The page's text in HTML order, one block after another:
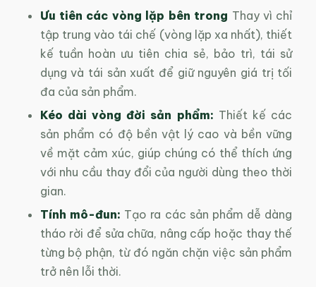
Ưu tiên các vòng lặp bên trong Thay vì chỉ
tập trung vào tái chế (vòng lặp xa nhất), thiết
kế tuần hoàn ưu tiên chia sẻ, bảo trì, tái sử
dụng và tái sản xuất để giữ nguyên giá trị tối
đa của sản phẩm.
Kéo dài vòng đời sản phẩm: Thiết kế các
sản phẩm có độ bền vật lý cao và bền vững
về mặt cảm xúc, giúp chúng có thể thích ứng
với nhu cầu thay đổi của người dùng theo thời
gian.
Tính mô-đun: Tạo ra các sản phẩm dễ dàng
tháo rời để sửa chữa, nâng cấp hoặc thay thế
từng bộ phận, từ đó ngăn chặn việc sản phẩm
trở nên lỗi thời.